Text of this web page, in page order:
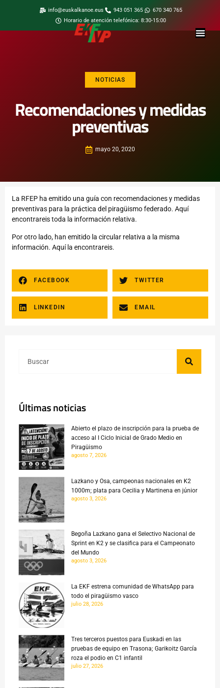
info@euskalkanoe.eus 943 051 365
670 340 765
Horario de atención telefónica: 8:30-15:00
NOTICIAS
Recomendaciones y medidas
preventivas
mayo 20, 2020
La RFEP ha emitido una guía con recomendaciones y medidas
preventivas para la práctica del piragüismo federado. Aquí
encontrareis toda la información relativa.
Por otro lado, han emitido la circular relativa a la misma
información. Aquí la encontrareis.
FACEBOOK TWITTER
LINKEDIN EMAIL
Últimas noticias
Abierto el plazo de inscripción para la prueba de
acceso al I Ciclo Inicial de Grado Medio en
Piragüismo
agosto 7, 2026
Lazkano y Osa, campeonas nacionales en K2
1000m; plata para Cecilia y Martinena en júnior
agosto 3, 2026
Begoña Lazkano gana el Selectivo Nacional de
Sprint en K2 y se clasifica para el Campeonato
del Mundo
agosto 3, 2026
La EKF estrena comunidad de WhatsApp para
todo el piragüismo vasco
julio 28, 2026
Tres terceros puestos para Euskadi en las
pruebas de equipo en Trasona; Garikoitz García
roza el podio en C1 infantil
julio 27, 2026